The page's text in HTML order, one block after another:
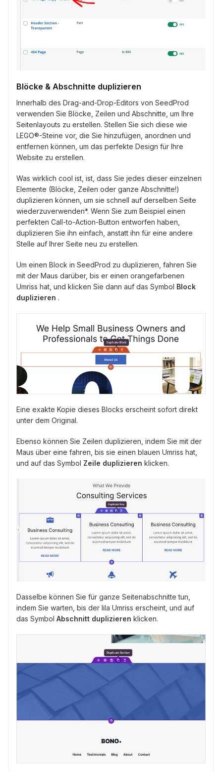
Blöcke & Abschnitte duplizieren
Innerhalb des Drag-and-Drop-Editors von SeedProd
verwenden Sie Blöcke, Zeilen und Abschnitte, um Ihre
Seitenlayouts zu erstellen. Stellen Sie sich diese wie
LEGO®-Steine vor, die Sie hinzufügen, anordnen und
entfernen können, um das perfekte Design für Ihre
Website zu erstellen.
Was wirklich cool ist, ist, dass Sie jedes dieser einzelnen
Elemente (Blöcke, Zeilen oder ganze Abschnitte!)
duplizieren können, um sie schnell auf derselben Seite
wiederzuverwenden*. Wenn Sie zum Beispiel einen
perfekten Call-to-Action-Button entworfen haben,
duplizieren Sie ihn einfach, anstatt ihn für eine andere
Stelle auf Ihrer Seite neu zu erstellen.
Um einen Block in SeedProd zu duplizieren, fahren Sie
mit der Maus darüber, bis er einen orangefarbenen
Umriss hat, und klicken Sie dann auf das Symbol Block
duplizieren .
Eine exakte Kopie dieses Blocks erscheint sofort direkt
unter dem Original.
Ebenso können Sie Zeilen duplizieren, indem Sie mit der
Maus über eine fahren, bis sie einen blauen Umriss hat,
und auf das Symbol Zeile duplizieren klicken.
Dasselbe können Sie für ganze Seitenabschnitte tun,
indem Sie warten, bis der lila Umriss erscheint, und auf
das Symbol Abschnitt duplizieren klicken.